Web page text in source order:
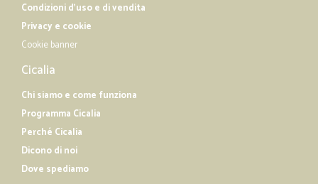
Condizioni d'uso e di vendita
Privacy e cookie
Cookie banner
Cicalia
Chi siamo e come funziona
Programma Cicalia
Perché Cicalia
Dicono di noi
Dove spediamo